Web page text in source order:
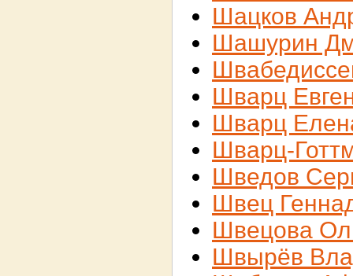
Шацков
Шашурин
Шварц
Шварц
Шварц-
Шведов
Швец
Швецова
Швырёв